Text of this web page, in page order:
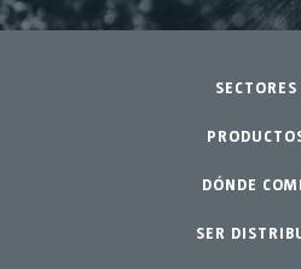
SECTORES
Agricultura-
Huerto urbano-
Jardinería
DÓNDE
SER